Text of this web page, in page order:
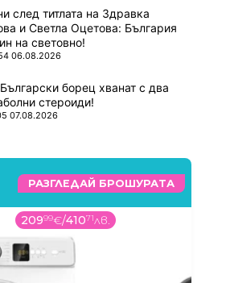
след титлата на Здравка
и Светла Оцетова: България
на световно!
06.08.2026
борец хванат с два
стероиди!
07.08.2026
РАЗГЛЕДАЙ БРОШУРАТА
20999€/41071лв.